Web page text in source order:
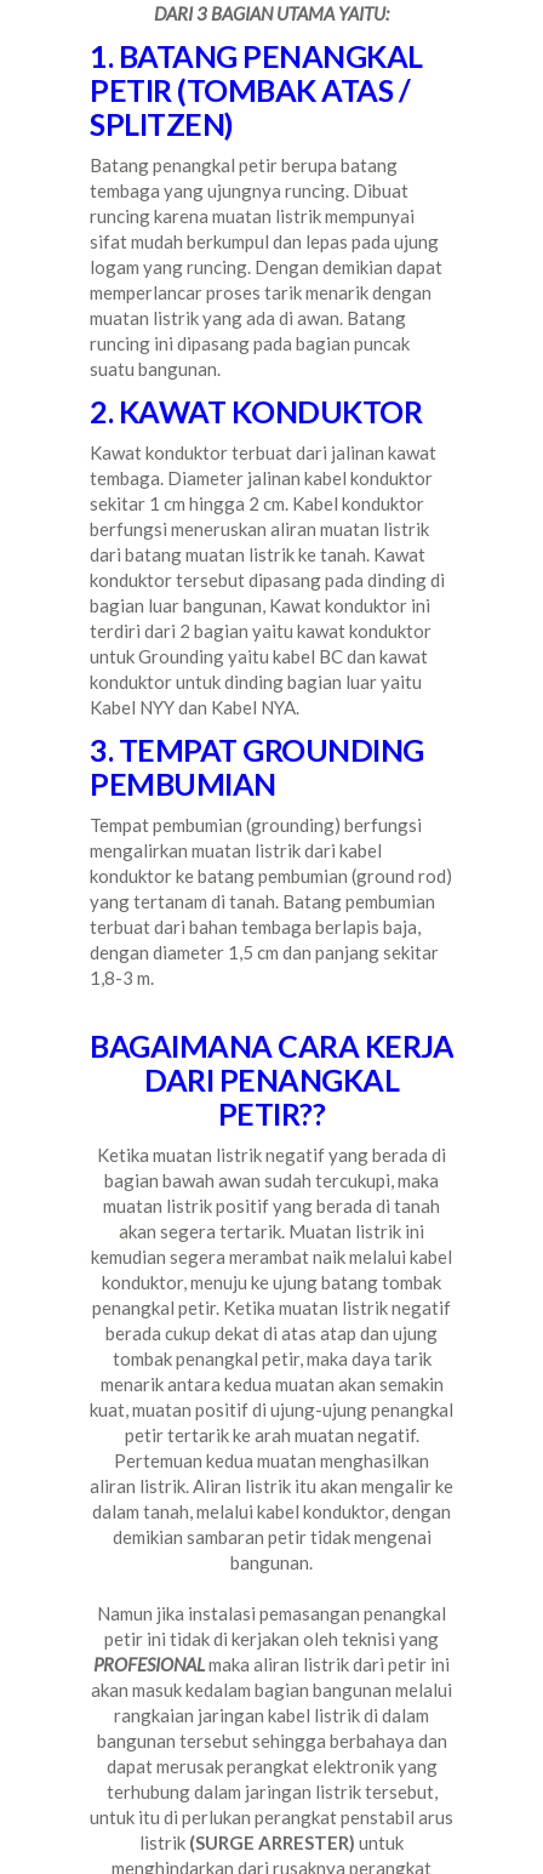
DARI 3 BAGIAN UTAMA YAITU:
1. BATANG PENANGKAL
PETIR (TOMBAK ATAS /
SPLITZEN)
Batang penangkal petir berupa batang
tembaga yang ujungnya runcing. Dibuat
runcing karena muatan listrik mempunyai
sifat mudah berkumpul dan lepas pada ujung
logam yang runcing. Dengan demikian dapat
memperlancar proses tarik menarik dengan
muatan listrik yang ada di awan. Batang
runcing ini dipasang pada bagian puncak
suatu bangunan.
2. KAWAT KONDUKTOR
Kawat konduktor terbuat dari jalinan kawat
tembaga. Diameter jalinan kabel konduktor
sekitar 1 cm hingga 2 cm. Kabel konduktor
berfungsi meneruskan aliran muatan listrik
dari batang muatan listrik ke tanah. Kawat
konduktor tersebut dipasang pada dinding di
bagian luar bangunan, Kawat konduktor ini
terdiri dari 2 bagian yaitu kawat konduktor
untuk Grounding yaitu kabel BC dan kawat
konduktor untuk dinding bagian luar yaitu
Kabel NYY dan Kabel NYA.
3. TEMPAT GROUNDING
PEMBUMIAN
Tempat pembumian (grounding) berfungsi
mengalirkan muatan listrik dari kabel
konduktor ke batang pembumian (ground rod)
yang tertanam di tanah. Batang pembumian
terbuat dari bahan tembaga berlapis baja,
dengan diameter 1,5 cm dan panjang sekitar
1,8-3 m.
BAGAIMANA CARA KERJA
DARI PENANGKAL
PETIR??
Ketika muatan listrik negatif yang berada di
bagian bawah awan sudah tercukupi, maka
muatan listrik positif yang berada di tanah
akan segera tertarik. Muatan listrik ini
kemudian segera merambat naik melalui kabel
konduktor, menuju ke ujung batang tombak
penangkal petir. Ketika muatan listrik negatif
berada cukup dekat di atas atap dan ujung
tombak penangkal petir, maka daya tarik
menarik antara kedua muatan akan semakin
kuat, muatan positif di ujung-ujung penangkal
petir tertarik ke arah muatan negatif.
Pertemuan kedua muatan menghasilkan
aliran listrik. Aliran listrik itu akan mengalir ke
dalam tanah, melalui kabel konduktor, dengan
demikian sambaran petir tidak mengenai
bangunan.
Namun jika instalasi pemasangan penangkal
petir ini tidak di kerjakan oleh teknisi yang
PROFESIONALmaka aliran listrik dari petir ini
akan masuk kedalam bagian bangunan melalui
rangkaian jaringan kabel listrik di dalam
bangunan tersebut sehingga berbahaya dan
dapat merusak perangkat elektronik yang
terhubung dalam jaringan listrik tersebut,
untuk itu di perlukan perangkat penstabil arus
listrik (SURGE ARRESTER) untuk
menghindarkan dari rusaknya perangkat